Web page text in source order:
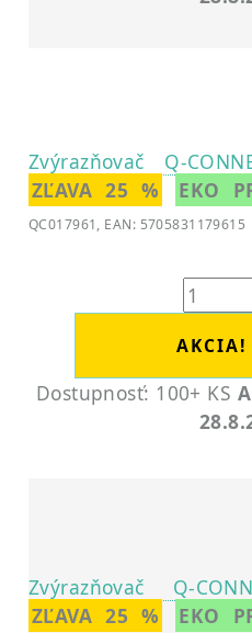
Zvýrazňovač Q-
ZĽAVA 25 %
EKO
QC017961, EAN: 5705831179615
Dostupnosť: 100+ KS
Zvýrazňovač Q-
ZĽAVA 25 %
EKO